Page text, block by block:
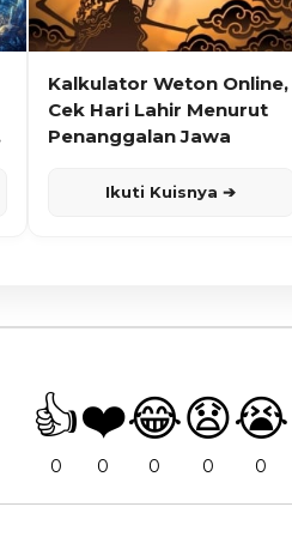
Kalkulator Weton Online,
Cek Hari Lahir Menurut
Penanggalan Jawa
Ikuti Kuisnya ➔
👍
0
❤️
0
😂
0
😧
0
😭
0